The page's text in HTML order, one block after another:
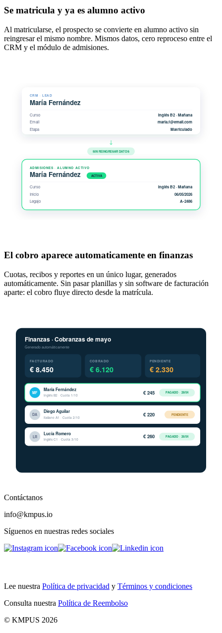
Se matricula y ya es alumno activo
Al matricularse, el prospecto se convierte en alumno activo sin
reingresar el mismo nombre. Mismos datos, cero reproceso entre el
CRM y el módulo de admisiones.
El cobro aparece automaticamente en finanzas
Cuotas, recibos y reportes en un único lugar, generados
automáticamente. Sin pasar planillas y sin software de facturación
aparte: el cobro fluye directo desde la matrícula.
Contáctanos
info@kmpus.io
Síguenos en nuestras redes sociales
Lee nuestra Política de privacidad y Términos y condiciones
Consulta nuestra Política de Reembolso
© KMPUS 2026